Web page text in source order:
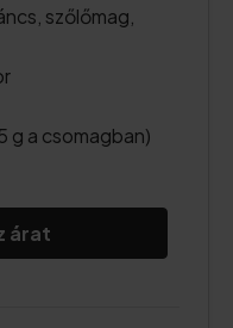
szőlőmag,
g a csomagban)
árat